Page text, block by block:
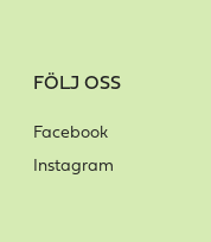
FÖLJ OSS
Facebook
Instagram